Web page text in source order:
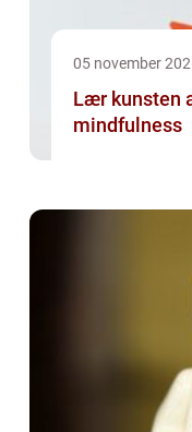
05 november
Lær kunsten
mindfulness